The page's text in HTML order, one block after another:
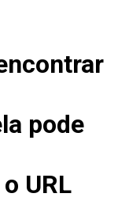
pode
URL